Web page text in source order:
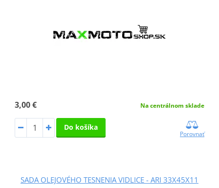
3,00 € Na centrálnom sklade
Do košíka
Porovnať
SADA OLEJOVÉHO TESNENIA VIDLICE - ARI 33X45X11